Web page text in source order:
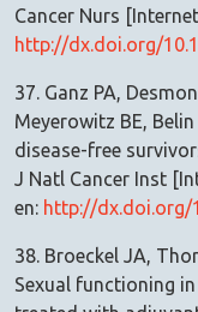
Cancer Nurs
http://dx.doi.org/
37. Ganz PA,
Meyerowitz BE,
disease-free
J Natl Cancer Inst
en: http://dx.doi.org/
38. Broeckel JA,
Sexual functioning